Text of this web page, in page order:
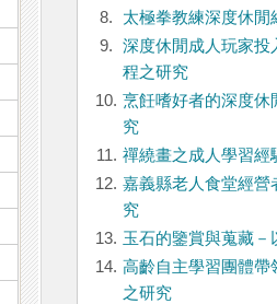
8.
太極拳教練深度休閒
9.
深度休閒成人玩家投
程之研究
10. 烹飪嗜好者的深度休
究
11. 禪繞畫之成人學習經
12. 嘉義縣老人食堂經營
究
13. 玉石的鑒賞與蒐藏－
14. 高齡自主學習團體帶
之研究